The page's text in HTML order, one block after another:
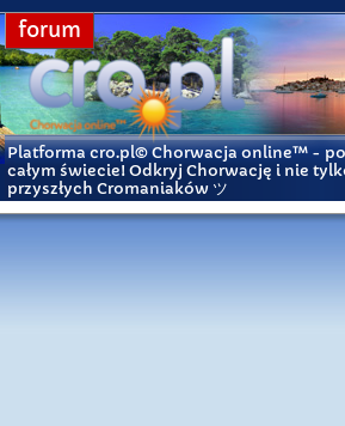
forum
Platforma cro.pl© Chorwacja online™ -
całym świecie! Odkryj Chorwację i nie
przyszłych Cromaniaków ツ